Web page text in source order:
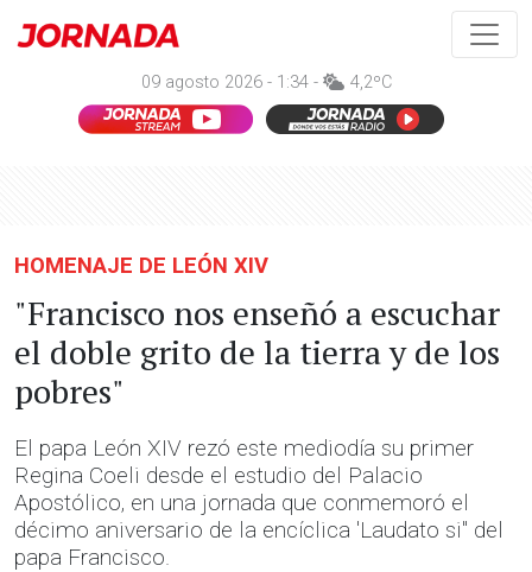
09 agosto 2026 - 1:34 - 4,2ºC
HOMENAJE DE LEÓN XIV
"Francisco nos enseñó a escuchar
el doble grito de la tierra y de los
pobres"
El papa León XIV rezó este mediodía su primer
Regina Coeli desde el estudio del Palacio
Apostólico, en una jornada que conmemoró el
décimo aniversario de la encíclica 'Laudato si'' del
papa Francisco.